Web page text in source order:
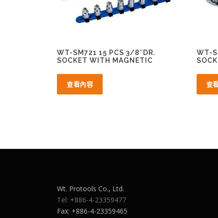
WT-SM721 15 PCS 3/8″DR.
SOCKET WITH MAGNETIC
查看內容
WT-
查
Wt. Protools Co., Ltd.
Tel: +886-4-23359477
Fax: +886-4-23359465